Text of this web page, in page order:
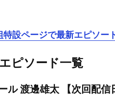
設ページで最新エピソー
ピソード一覧
ル 渡邊雄太 【次回配信